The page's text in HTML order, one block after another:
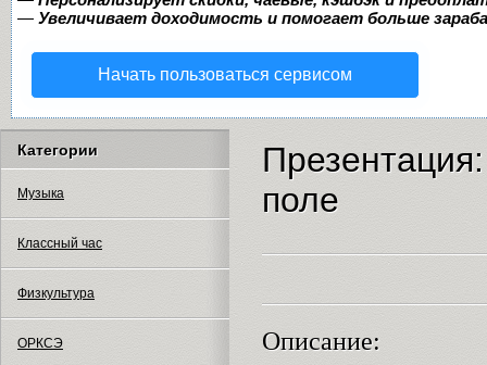
— Увеличивает доходимость и помогает больше
Начать пользоваться сервисом
Категории
Музыка
Классный час
Физкультура
ОРКСЭ
поле
Описание: